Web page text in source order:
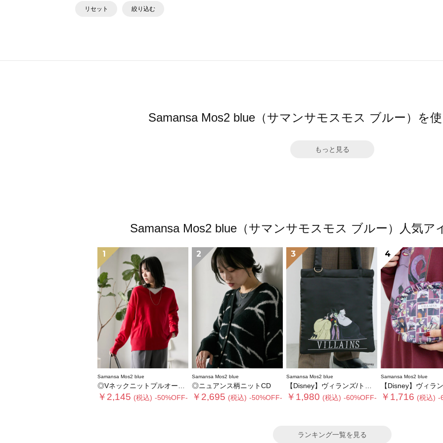
リセット 絞り込む
Samansa Mos2 blue（サマンサモスモス ブルー）を
もっと見る
Samansa Mos2 blue（サマンサモスモス ブルー）人気ア
1
Samansa Mos2 blue
◎Vネックニットプルオーバー
￥2,145 (税込) -50%OFF-
2
Samansa Mos2 blue
◎ニュアンス柄ニットCD
￥2,695 (税込) -50%OFF-
3
Samansa Mos2 blue
【Disney】ヴィランズ/トートバッグ
￥1,980 (税込) -60%OFF-
4
Samansa Mos2 blue
【Disney】ヴィランズ/フリ
￥1,716 (税込) -
ランキング一覧を見る